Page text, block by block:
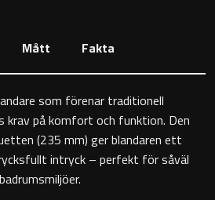
Mått Fakta
som förenar traditionell
krav på komfort och funktion. Den
(235 mm) ger blandaren ett
intryck – perfekt för såväl